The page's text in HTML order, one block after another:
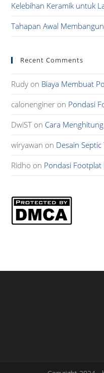
Kelebihan Keramik untuk
Tahapan Awal
Recent Comments
Rudy on Biaya Membuat
calonenginer on Pondasi
DwiST on Cara
wiryawan on Desain
Ridho on Pondasi Footplat